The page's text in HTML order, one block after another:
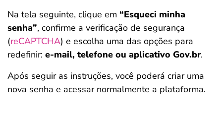
Na tela seguinte, clique em “Esqueci minha
senha”, confirme a verificação de segurança
(reCAPTCHA) e escolha uma das opções para
redefinir: e-mail, telefone ou aplicativo Gov.br.
Após seguir as instruções, você poderá criar uma
nova senha e acessar normalmente a plataforma.